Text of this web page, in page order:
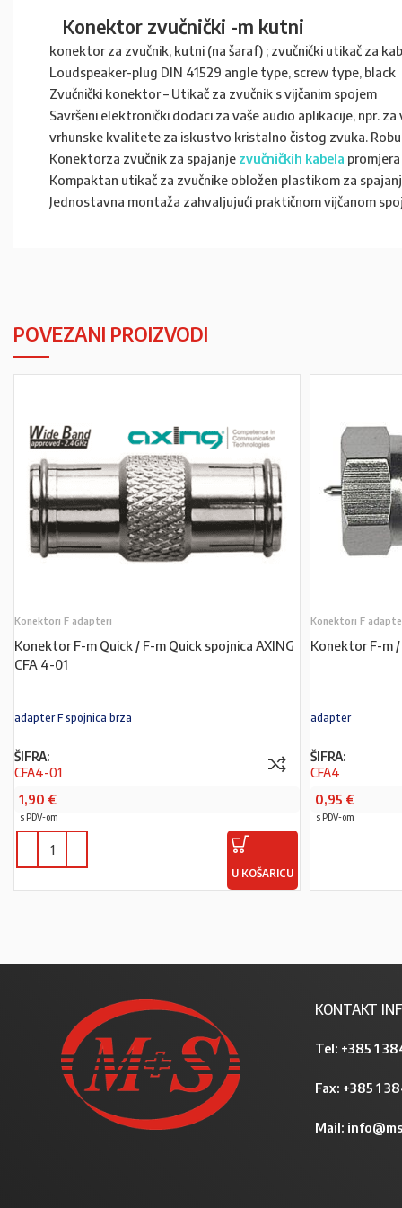
Konektor zvučnički -m kutni
konektor za zvučnik, kutni (na šaraf) ; zvučnički utikač za
Loudspeaker-plug DIN 41529 angle type, screw type, black
Zvučnički konektor – Utikač za zvučnik s vijčanim spojem
Savršeni elektronički dodaci za vaše audio aplikacije, npr.
vrhunske kvalitete za iskustvo kristalno čistog zvuka.
Konektorza zvučnik za spajanje zvučničkih kabela promjera
Kompaktan utikač za zvučnike obložen plastikom za
Jednostavna montaža zahvaljujući praktičnom vijčanom
POVEZANI PROIZVODI
Konektori F adapteri
Konektor F-m Quick / F-m Quick spojnica AXING
CFA 4-01
adapter F spojnica brza
ŠIFRA:
CFA4-01
1,90 €
s PDV-om
U KOŠARICU
Konektori F
Konektor F-m /
adapter
ŠIFRA:
CFA4
0,95 €
s PDV-om
KONTAKT
Tel: +385 1
Fax: +385 1
Mail: